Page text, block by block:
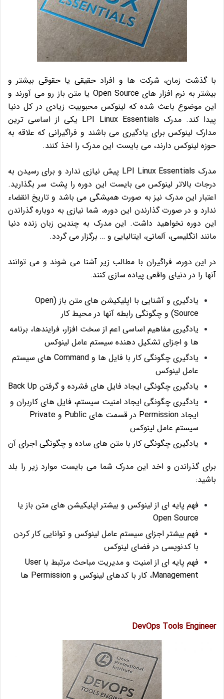
با گذشت زمان، شرکت ها و افراد حقیقی یا حقوقی بیشتر و
بیشتر به نرم افزار های Open Source یا متن باز رو می آورند و
این موضوع باعث شده که لینوکس محبوبیت زیادی در کل دنیا
پیدا کند. مدرک LPI Linux Essentials یکی از اساسی ترین
مدارک لینوکس برای یادگیری می باشند و فراگیرانی که علاقه به
حوزه لینوکس دارند، می بایست این مدرک را اخذ کنند.
مدرک LPI Linux Essentials پیش نیازی ندارد و برای رسیدن به
درجات بالاتر لینوکس می بایست این دوره را پشت سر بگذارید.
اعتبار این مدرک نیز به صورت همیشگی می باشد و تاریخ انقضاء
ندارد و در صورت گذارندن این دوره، شما نیازی به دوباره گذراندن
این دوره نخواهید داشت. این مدرک به چندین زبان زنده دنیا
مانند انگلیسی، آلمانی، ایتالیایی و … برگزار می گردد.
در این دوره، فراگیران با مطالب زیر آشنا می شوند و می توانند
آنها را در دنیای واقعی پیاده سازی کنند.
یادگیری و آشنایی با اپلیکیشن های متن باز (Open
Source) و چگونگی رابطه آنها در محیط کار
یادگیری مفاهیم اساسی اعم از سخت افزار، فرایندها، برنامه
ها و اجزای تشکیل دهنده سیستم عامل لینوکس
یادگیری چگونگی کار با فایل ها و Command های سیستم
عامل لینوکس
یادگیری چگونگی ایجاد فایل های فشرده و گرفتن Back Up
یادگیری چگونگی ایجاد امنیت سیستم، فایل های کاربران و
ایجاد Permission در قسمت های Public و Private
سیستم عامل لینوکس
یادگیری چگونگی کار با متن های ساده و چگونگی اجرای آن
برای گذراندن و اخد این مدرک شما می بایست موارد زیر را بلد
باشید:
فهم پایه ای از لینوکس و بیشتر اپلیکیشن های متن باز یا
Open Source
فهم بیشتر اجزای سیستم عامل لینوکس و توانایی کار کردن
با کدنویسی در فضای لینوکس
فهم پایه ای از امنیت و مدیریت مباحث مرتبط با User
Management، کار با کدهای لینوکس و Permission ها
DevOps Tools Engineer